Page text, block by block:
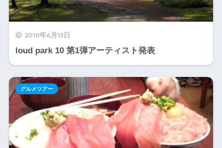
2010年6月13日
loud park 10 第1弾アーティスト発表
グルメツアー